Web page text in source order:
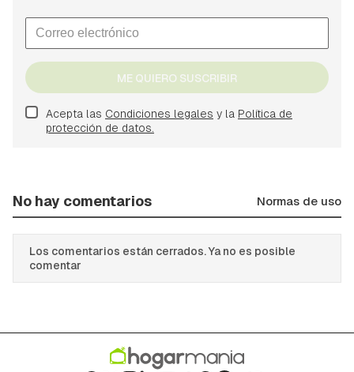
ME QUIERO SUSCRIBIR
Acepta las Condiciones legales y la Política de
protección de datos.
No hay comentarios Normas de uso
Los comentarios están cerrados. Ya no es posible
comentar